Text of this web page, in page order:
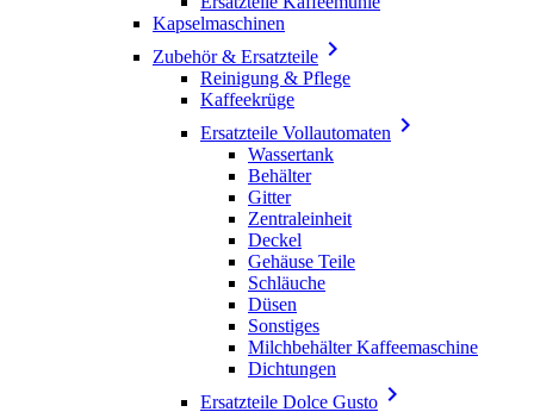
Kapselmaschinen
Zubehör & Ersatzteile 
Reinigung & Pflege
Kaffeekrüge
Ersatzteile Vollautomaten 
Wassertank
Behälter
Gitter
Zentraleinheit
Deckel
Gehäuse Teile
Schläuche
Düsen
Sonstiges
Milchbehälter Kaffeemaschine
Dichtungen
Ersatzteile Dolce Gusto 